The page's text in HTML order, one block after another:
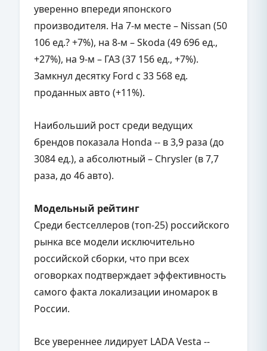
уверенно впереди японского
производителя. На 7-м месте – Nissan (50
106 ед.? +7%), на 8-м – Skoda (49 696 ед.,
+27%), на 9-м – ГАЗ (37 156 ед., +7%).
Замкнул десятку Ford с 33 568 ед.
проданных авто (+11%).
Наибольший рост среди ведущих
брендов показала Honda -- в 3,9 раза (до
3084 ед.), а абсолютный – Chrysler (в 7,7
раза, до 46 авто).
Модельный рейтинг
Среди бестселлеров (топ-25) российского
рынка все модели исключительно
российской сборки, что при всех
оговорках подтверждает эффективность
самого факта локализации иномарок в
России.
Все увереннее лидирует LADA Vesta --